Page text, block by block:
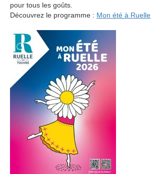
pour tous les goûts.
Découvrez le programme : Mon été à Ruelle